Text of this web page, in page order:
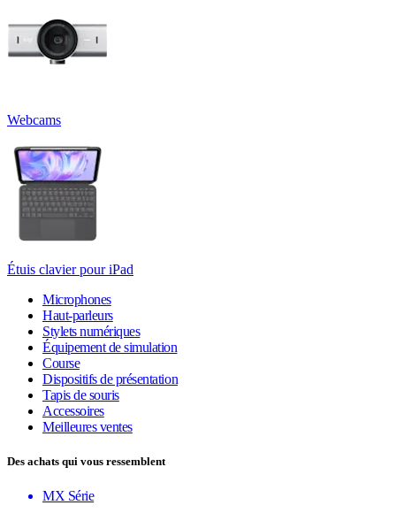
Webcams
Étuis clavier pour iPad
Microphones
Haut-parleurs
Stylets numériques
Équipement de simulation
Course
Dispositifs de présentation
Tapis de souris
Accessoires
Meilleures ventes
Des achats qui vous ressemblent
MX Série